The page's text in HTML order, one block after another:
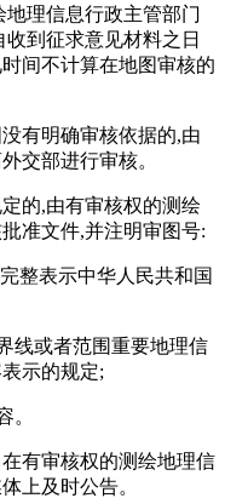
理信息行政主管部门
到征求意见材料之日
间不计算在地图审核的
有明确审核依据的,由
交部进行审核。
的,由有审核权的测绘
准文件,并注明审图号:
整表示中华人民共和国
线或者范围重要地理信
示的规定;
。
有审核权的测绘地理信
上及时公告。